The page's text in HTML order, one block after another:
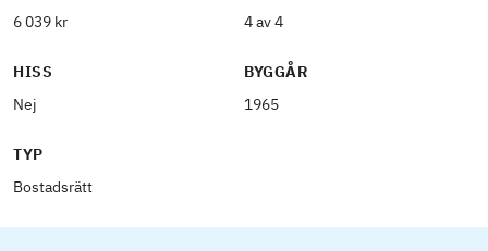
6 039 kr
4 av 4
HISS
Nej
BYGGÅR
1965
TYP
Bostadsrätt